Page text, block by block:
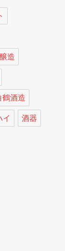
造
鶴酒造
イ 酒器